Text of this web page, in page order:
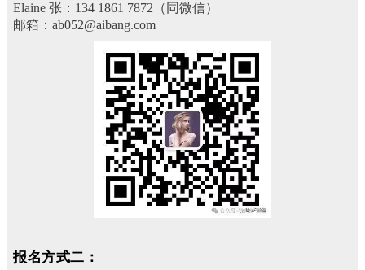
Elaine 张：134 1861 7872（同微信）
邮箱：ab052@aibang.com
报名方式二：